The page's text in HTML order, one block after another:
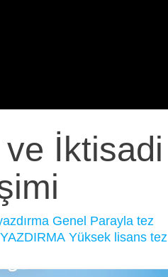
İktisadi
Genel Parayla tez
Yüksek lisans tez